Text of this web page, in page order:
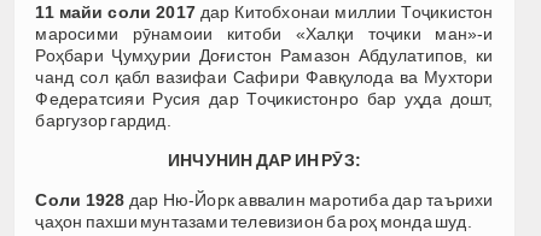
11 майи соли 2017дар Китобхонаи миллии Тоҷикистон
маросими рӯнамоии китоби «Халқи тоҷики ман»-и
Роҳбари Ҷумҳурии Доғистон Рамазон Абдулатипов, ки
чанд сол қабл вазифаи Сафири Фавқулода ва Мухтори
Федератсияи Русия дар Тоҷикистонро бар уҳда дошт,
баргузор гардид.
ИНЧУНИН ДАР ИН РӮЗ:
Соли 1928 дар Ню-Йорк аввалин маротиба дар таърихи
ҷаҳон пахши мунтазами телевизион ба роҳ монда шуд.